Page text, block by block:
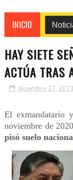
INICIO
HAY SIETE
ACTÚA TRAS
diciembre 23, 2021
El
noviembre de
pisó suelo